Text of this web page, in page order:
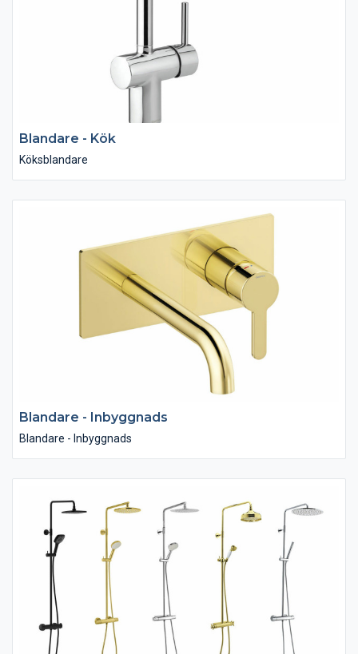
Blandare - Kök
Köksblandare
Blandare - Inbyggnads
Blandare - Inbyggnads